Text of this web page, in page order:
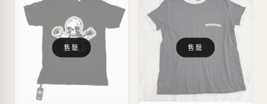
售罄 售罄